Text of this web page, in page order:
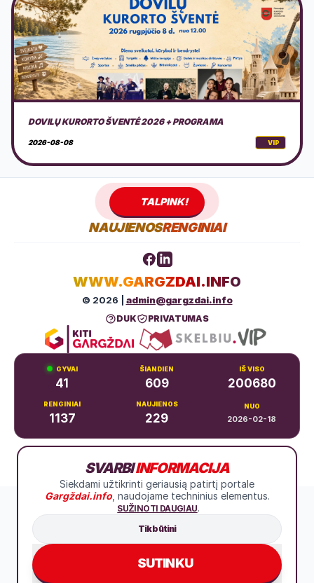
AMERICAN MOTOR FEST 2026
2026-08-08 VIP
TALPINK!
NAUJIENOSRENGINIAI
WWW.GARGZDAI.INFO
© 2026 | admin@gargzdai.info
DUK PRIVATUMAS
GYVAI
41
ŠIANDIEN
609
IŠ VISO
200680
RENGINIAI
1137
NAUJIENOS
229
NUO
2026-02-18
+370 683 99766
SVARBIINFORMACIJA
Siekdami užtikrinti geriausią patirtį portale
Gargždai.info, naudojame techninius elementus.
SUŽINOTI DAUGIAU.
Tik būtini
SUTINKU